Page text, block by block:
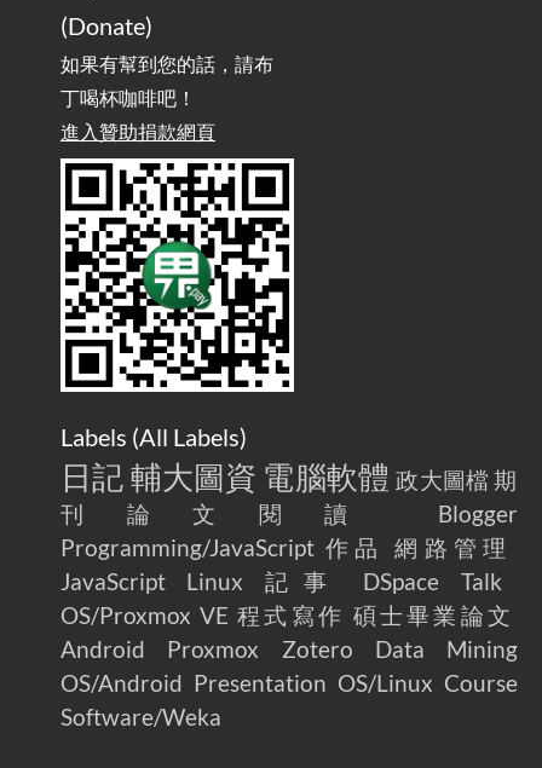
實作相容OpenAI API，但背後不是OpenAI的API服
務 / Implementing OpenAI API-Compatible Services, But Not
Powered by OpenAI
雜談：生活小技巧之用魔鬼氈避免機車鑰匙脫落吧
/ Talk: Use Velcro to Prevent Your Motorcycle Key From Falling
AdGuard Home不只是拿來擋廣告/ AdGuard
Home Is More Than Just an Ad Blocker
(Donate)
如果有幫到您的話，請布
丁喝杯咖啡吧！
進入贊助捐款網頁
Labels (All Labels)
日記 輔大圖資 電腦軟體 政大圖檔 期
刊論文閱讀
Blogger
Programming/JavaScript 作品
網路管理
JavaScript
Linux 記事 DSpace
Talk
OS/Proxmox VE 程式寫作 碩士畢業論文
Android
Proxmox Zotero
Data Mining
OS/Android Presentation OS/Linux Course
Software/Weka